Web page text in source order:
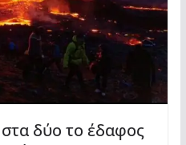
στα δύο το έδαφος